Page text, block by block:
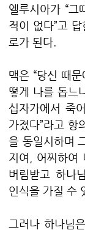
엘루시아가 “
적이 없다”고
로가 된다.
맥은 “당신 때
떻게 나를 돕느
십자가에서 죽
가졌다”라고 항
을 동일시하며
지여, 어찌하여
버림받고 하나
인식을 가질 수
그러나 하나님